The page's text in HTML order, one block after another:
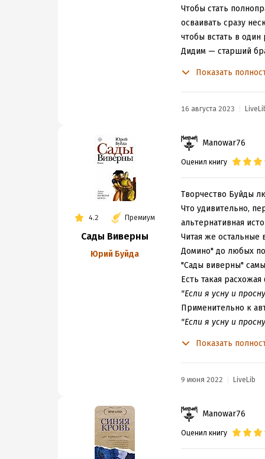
Чтобы стать
осваивать сразу
чтобы встать в
Дидим — старший
срочной просьбой
Объяснить его
делающий его
утраченную жизнь.
перестройка,
русского народа»,
Тяжело сказать
слышал, — но
напоминающая
себя
художественного
в литературе —
Роман Буйды тяжело
популярными
Основная, по
с героями из-за
«Дар речи» — это
хохота у других.
стал.
Показать
16 августа 2023
4.2 Премиум
Сады Виверны
Юрий Буйда
Manowar76
Оценил книгу
Творчество Буйды
Что удивительно,
альтернативная
Читая же остальные
Домино" до любых
"Сады виверны"
Есть такая
"Если я усну и
Применительно к
"Если я усну и
локаций!
хозяина,
"Иногда мне
с дьяволом.."
Показать
9 июня 2022 LiveLib
Manowar76
Оценил книгу